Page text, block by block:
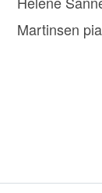
Martinsen